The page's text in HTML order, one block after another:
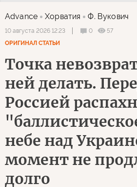
Advance Хорватия Ф. Вукович
10 августа 2026 12:23 0
57
ОРИГИНАЛ СТАТЬИ
Точка
ней делать.
Россией
небе над
момент не
долго